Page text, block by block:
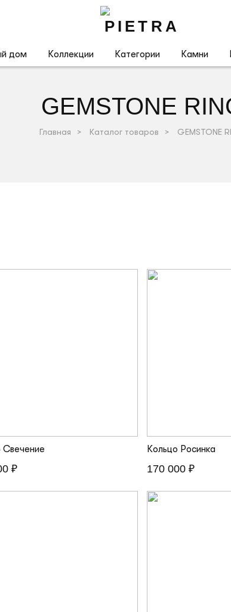
дом Коллекции Категории Камни
GEMSTONE
Главная > Каталог товаров > GEMSTONE
Свечение
₽
Кольцо Росинка
170 000 ₽